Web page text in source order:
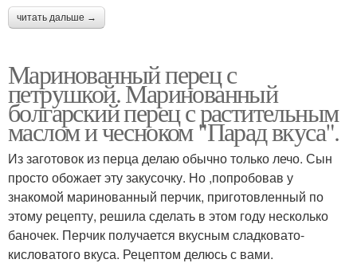
читать дальше →
Маринованный перец с
петрушкой. Маринованный
болгарский перец с растительным
маслом и чесноком "Парад вкуса".
Из заготовок из перца делаю обычно только лечо. Сын
просто обожает эту закусочку. Но ,попробовав у
знакомой маринованный перчик, приготовленный по
этому рецепту, решила сделать в этом году несколько
баночек. Перчик получается вкусным сладковато-
кисловатого вкуса. Рецептом делюсь с вами.